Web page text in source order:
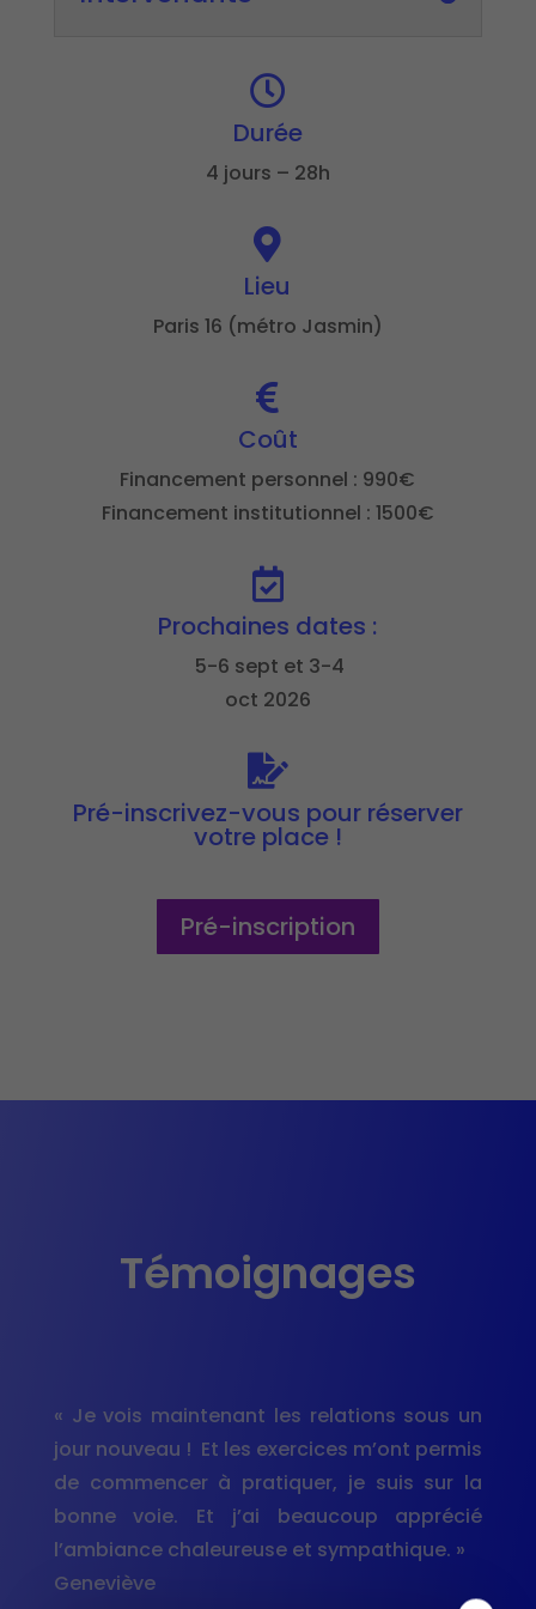

Durée
4 jours – 28h

Lieu
Paris 16 (métro Jasmin)

Coût
Financement personnel : 990€
Financement institutionnel : 1500€

Prochaines dates :
5-6 sept et 3-4
oct 2026

Pré-inscrivez-vous pour réserver
votre place !
Pré-inscription
Témoignages
« Je vois maintenant les relations sous un
jour nouveau ! Et les exercices m’ont permis
de commencer à pratiquer, je suis sur la
bonne voie. Et j’ai beaucoup apprécié
l’ambiance chaleureuse et sympathique. »
Geneviève